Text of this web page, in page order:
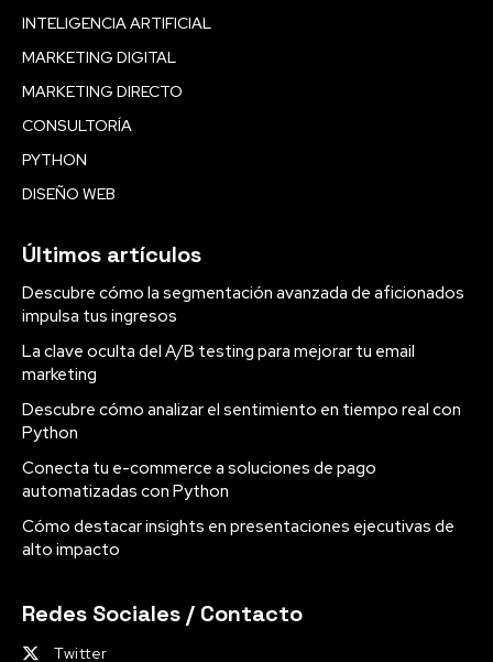
INTELIGENCIA ARTIFICIAL
MARKETING DIGITAL
MARKETING DIRECTO
CONSULTORÍA
PYTHON
DISEÑO WEB
Últimos artículos
Descubre cómo la segmentación avanzada de aficionados
impulsa tus ingresos
La clave oculta del A/B testing para mejorar tu email
marketing
Descubre cómo analizar el sentimiento en tiempo real con
Python
Conecta tu e-commerce a soluciones de pago
automatizadas con Python
Cómo destacar insights en presentaciones ejecutivas de
alto impacto
Redes Sociales / Contacto
Twitter